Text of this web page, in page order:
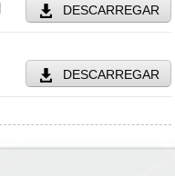
DESCARREGAR
DESCARREGAR